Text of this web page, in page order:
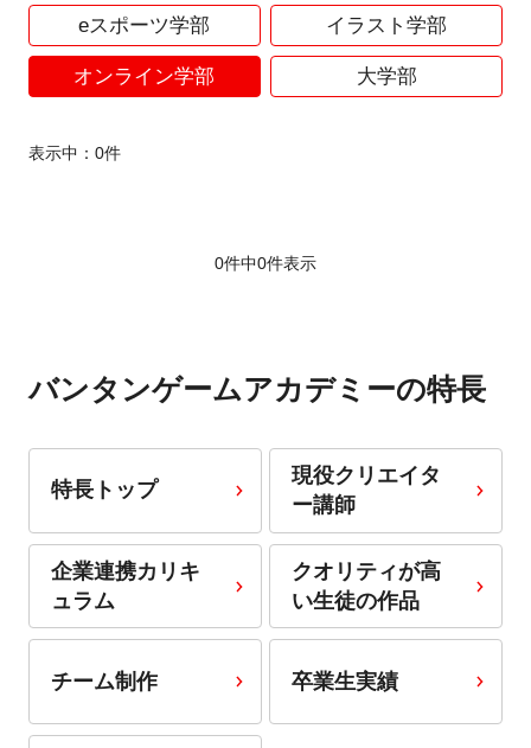
eスポーツ学部 イラスト学部
オンライン学部 大学部
表示中： 0件
0件中0件表示
バンタンゲームアカデミーの特長
特長トップ
現役クリエイタ
ー講師
企業連携カリキ
ュラム
クオリティが高
い生徒の作品
チーム制作 卒業生実績